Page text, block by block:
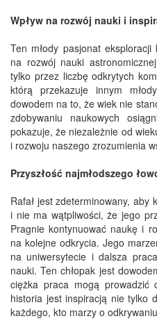
Wpływ na rozwój nauki i
Ten młody pasjonat eksploracji
na rozwój nauki
tylko przez liczbę odkrytych
którą przekazuje innym
dowodem na to, że wiek nie
zdobywaniu naukowych
pokazuje, że niezależnie od
i rozwoju naszego zrozumienia
Przyszłość najmłodszego
Rafał jest zdeterminowany, aby
i nie ma wątpliwości, że jego
Pragnie kontynuować naukę i
na kolejne odkrycia. Jego
na uniwersytecie i dalsza
nauki. Ten chłopak jest
ciężka praca mogą prowadzić
historia jest inspiracją nie tylko
każdego, kto marzy o